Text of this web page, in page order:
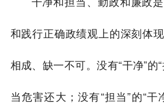
和践行正确政绩观上的深刻体
相成、缺一不可。没有“干净”的
当危害还大；没有“担当”的“干